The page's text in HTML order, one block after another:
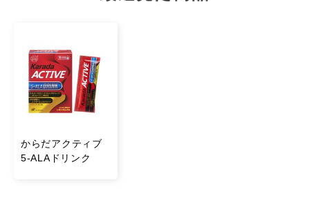
（１袋（10g）当たり）
5-アミノレブリン酸リン酸塩：10mg / マルトデキストリ
ン：2900mg / パラチノース：2880mg / クエン酸：
2000mg / バリン：250mg / ロイシン：500mg / イソロイ
からだアクティブ
5-ALAドリンク